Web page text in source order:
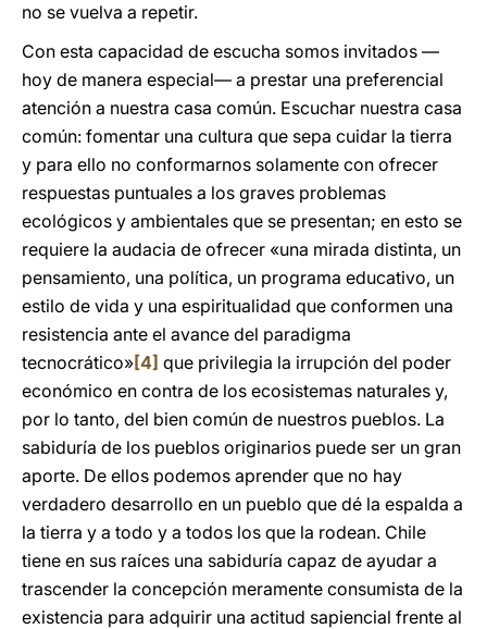
no se vuelva a repetir.
Con esta capacidad de escucha somos invitados —
hoy de manera especial— a prestar una preferencial
atención a nuestra casa común. Escuchar nuestra casa
común: fomentar una cultura que sepa cuidar la tierra
y para ello no conformarnos solamente con ofrecer
respuestas puntuales a los graves problemas
ecológicos y ambientales que se presentan; en esto se
requiere la audacia de ofrecer «una mirada distinta, un
pensamiento, una política, un programa educativo, un
estilo de vida y una espiritualidad que conformen una
resistencia ante el avance del paradigma
tecnocrático»[4] que privilegia la irrupción del poder
económico en contra de los ecosistemas naturales y,
por lo tanto, del bien común de nuestros pueblos. La
sabiduría de los pueblos originarios puede ser un gran
aporte. De ellos podemos aprender que no hay
verdadero desarrollo en un pueblo que dé la espalda a
la tierra y a todo y a todos los que la rodean. Chile
tiene en sus raíces una sabiduría capaz de ayudar a
trascender la concepción meramente consumista de la
existencia para adquirir una actitud sapiencial frente al